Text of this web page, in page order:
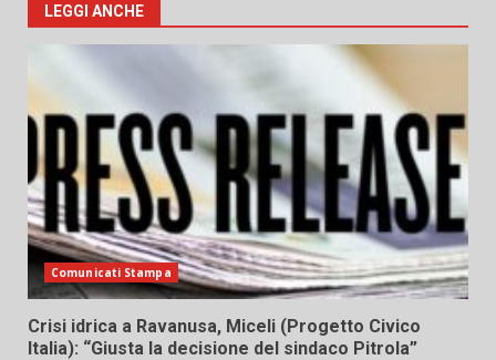
LEGGI ANCHE
Comunicati Stampa
Crisi idrica a Ravanusa, Miceli (Progetto Civico
Italia): “Giusta la decisione del sindaco Pitrola”